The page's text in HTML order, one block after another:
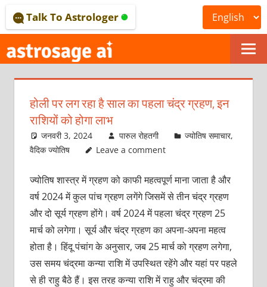
to
content
ONLINE
ASTROLOGICAL
JOURNAL
–
ASTROSAGE
MAGAZINE
Talk To Astrologer
होली पर लग रहा है साल का पहला चंद्र ग्रहण, इन
राशियों को होगा लाभ
जनवरी 3, 2024 पारुल रोहतगी ज्योतिष समाचार,
वैदिक ज्योतिष
Leave a comment
ज्‍योतिष शास्‍त्र में ग्रहण को काफी महत्‍वपूर्ण माना जाता है और
वर्ष 2024 में कुल पांच ग्रहण लगेंगे जिसमें से तीन चंद्र ग्रहण
और दो सूर्य ग्रहण होंगे। वर्ष 2024 में पहला चंद्र ग्रहण 25
मार्च को लगेगा। सूर्य और चंद्र ग्रहण का अपना-अपना महत्‍व
होता है। हिंदू पंचांग के अनुसार, जब 25 मार्च को ग्रहण लगेगा,
उस समय चंद्रमा कन्‍या राशि में उपस्थित रहेंगे और यहां पर पहले
से ही राहु बैठे हैं। इस तरह कन्‍या राशि में राहु और चंद्रमा की